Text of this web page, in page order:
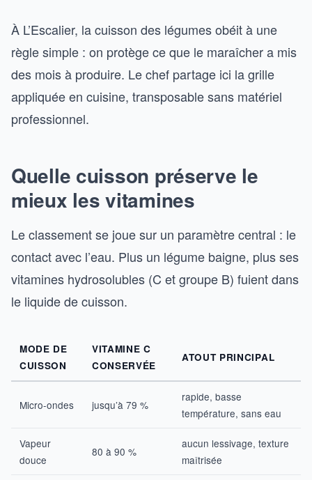
À L’Escalier, la cuisson des légumes obéit à une
règle simple : on protège ce que le maraîcher a mis
des mois à produire. Le chef partage ici la grille
appliquée en cuisine, transposable sans matériel
professionnel.
Quelle cuisson préserve le
mieux les vitamines
Le classement se joue sur un paramètre central : le
contact avec l’eau. Plus un légume baigne, plus ses
vitamines hydrosolubles (C et groupe B) fuient dans
le liquide de cuisson.
MODE DE
CUISSON
VITAMINE C
CONSERVÉE
ATOUT PRINCIPAL
Micro-ondes jusqu’à 79 %
rapide, basse
température, sans eau
Vapeur
douce
80 à 90 %
aucun lessivage, texture
maîtrisée